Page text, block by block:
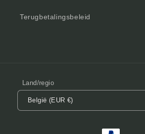
Terugbetalingsbeleid
Land/regio
België (EUR €)